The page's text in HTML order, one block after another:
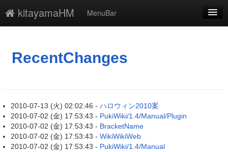
kitayamaHM
MenuBar
最終更新
RecentChanges
2010-07-13 (火) 02:02:46 - ハロウィン2010案
2010-07-02 (金) 17:53:43 - PukiWiki/1.4/Manual/Plugin
2010-07-02 (金) 17:53:43 - BracketName
2010-07-02 (金) 17:53:43 - WikiWikiWeb
2010-07-02 (金) 17:53:43 - PukiWiki/1.4/Manual